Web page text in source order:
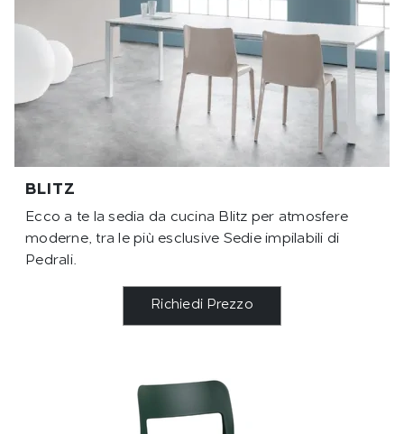
BLITZ
Ecco a te la sedia da cucina Blitz per atmosfere
moderne, tra le più esclusive Sedie impilabili di
Pedrali.
Richiedi Prezzo